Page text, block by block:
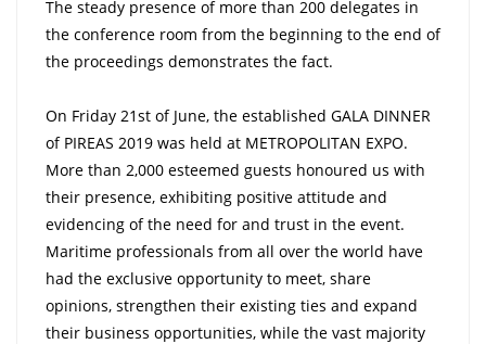
The steady presence of more than 200 delegates in
the conference room from the beginning to the end of
the proceedings demonstrates the fact.
On Friday 21st of June, the established GALA DINNER
of PIREAS 2019 was held at METROPOLITAN EXPO.
More than 2,000 esteemed guests honoured us with
their presence, exhibiting positive attitude and
evidencing of the need for and trust in the event.
Maritime professionals from all over the world have
had the exclusive opportunity to meet, share
opinions, strengthen their existing ties and expand
their business opportunities, while the vast majority